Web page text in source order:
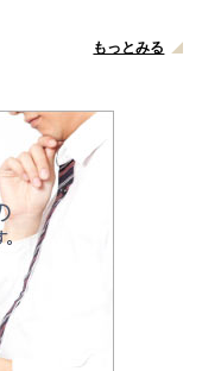
もっとみる